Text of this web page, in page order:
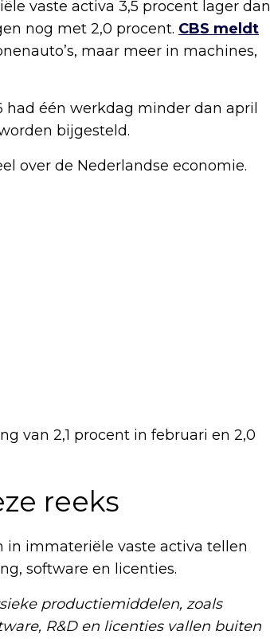
vaste activa 3,5 procent lager dan
nog met 2,0 procent. CBS meldt
maar meer in machines,
één werkdag minder dan april
bijgesteld.
over de Nederlandse economie.
van 2,1 procent in februari en 2,0
reeks
in immateriële vaste activa tellen
software en licenties.
productiemiddelen, zoals
R&D en licenties vallen buiten